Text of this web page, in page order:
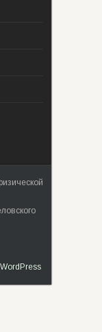
WordPress